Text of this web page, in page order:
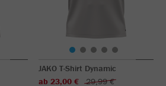
JAKO T-Shirt Dynamic
ab 23,00 €
29,99 €